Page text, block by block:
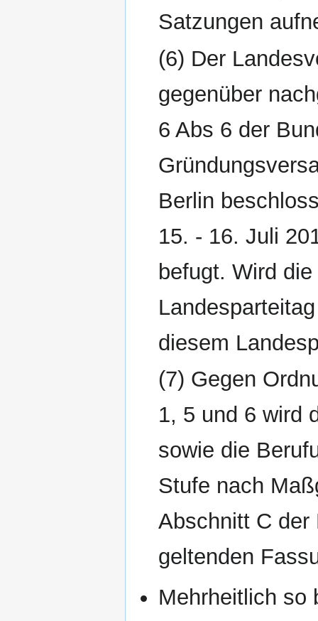
Satzungen
(6) Der
gegenüber
6 Abs 6 der
Berlin
15. - 16. Juli
befugt. Wird
diesem
(7) Gegen
1, 5 und 6 wird
sowie die
Stufe nach
Abschnitt C der
geltenden
Mehrheitlich so